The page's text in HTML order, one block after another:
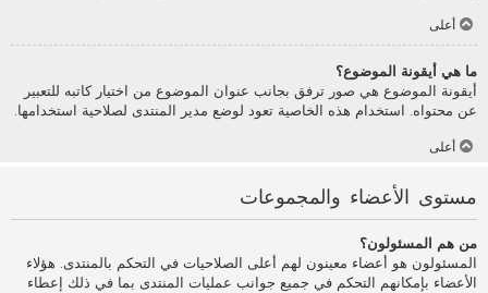
أعلى
ما هي أيقونة الموضوع؟
أيقونة الموضوع هي صور ترفق بجانب عنوان الموضوع من اختيار كاتبه للتعبير
عن محتواه. استخدام هذه الخاصية تعود لوضع مدير المنتدى لصلاحية استخدامها.
أعلى
مستوى الأعضاء والمجموعات
من هم المسئولون؟
المسئولون هو أعضاء معينون لهم أعلى الصلاحيات في التحكم بالمنتدى. هؤلاء
الأعضاء بإمكانهم التحكم في جميع جوانب عمليات المنتدى بما في ذلك إعطاء